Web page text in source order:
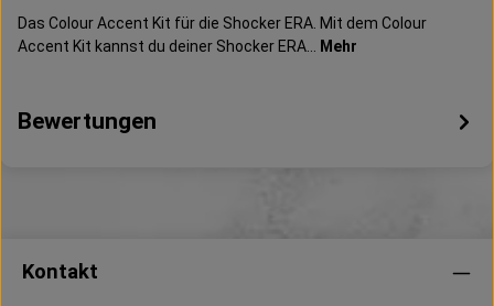
Das Colour Accent Kit für die Shocker ERA. Mit dem Colour
Accent Kit kannst du deiner Shocker ERA…
Mehr
Bewertungen
Kontakt